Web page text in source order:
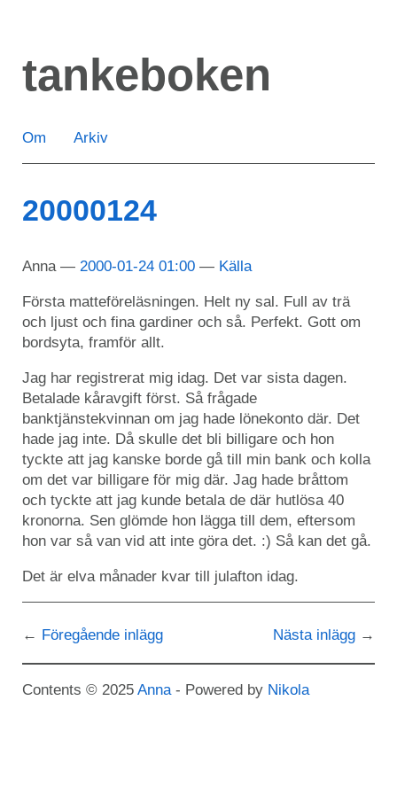
huvudinnehåll
tankeboken
Om Arkiv
20000124
Anna 2000-01-24 01:00 Källa
Första matteföreläsningen. Helt ny sal. Full av trä
och ljust och fina gardiner och så. Perfekt. Gott om
bordsyta, framför allt.
Jag har registrerat mig idag. Det var sista dagen.
Betalade kåravgift först. Så frågade
banktjänstekvinnan om jag hade lönekonto där. Det
hade jag inte. Då skulle det bli billigare och hon
tyckte att jag kanske borde gå till min bank och kolla
om det var billigare för mig där. Jag hade bråttom
och tyckte att jag kunde betala de där hutlösa 40
kronorna. Sen glömde hon lägga till dem, eftersom
hon var så van vid att inte göra det. :) Så kan det gå.
Det är elva månader kvar till julafton idag.
Föregående inlägg Nästa inlägg
Contents © 2025 Anna - Powered by Nikola